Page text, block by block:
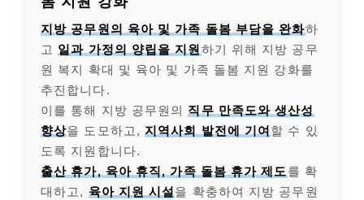
지방 공무원의 육아 및 가족 돌봄 부담을 완화하
고 일과 가정의 양립을 지원 하기 위해 지방 공무
원 복지 확대 및 육아 및 가족 돌봄 지원 강화를
추진합니다.
이를 통해 지방 공무원의 직무 만족도와 생산성
향상을 도모하고,지역사회 발전에 기여 할 수 있
도록 지원합니다.
출산 휴가, 육아 휴직, 가족 돌봄 휴가 제도 를 확
대하고, 육아 지원 시설 을 확충하여 지방 공무원